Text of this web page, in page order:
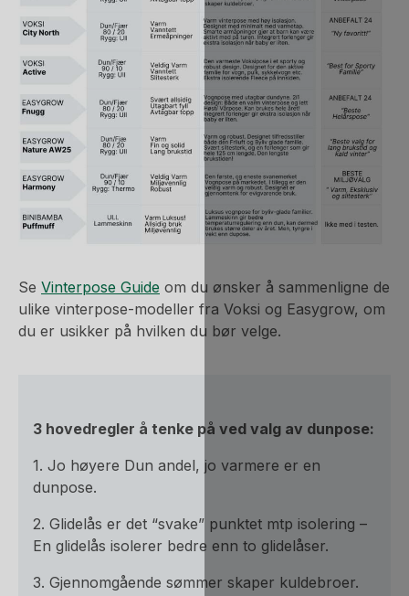
Se Vinterpose Guide om du ønsker å sammenligne de
ulike vinterpose-modeller fra Voksi og Easygrow, om
du er usikker på hvilken du bør velge.
3 hovedregler å tenke på ved valg av dunpose:
1. Jo høyere Dun andel, jo varmere er en
dunpose.
2. Glidelås er det “svake” punktet mtp isolering –
En glidelås isolerer bedre enn to glidelåser.
3. Gjennomgående sømmer skaper kuldebroer.